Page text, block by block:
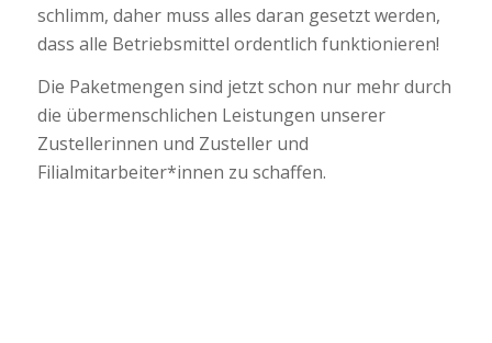
schlimm, daher muss alles daran gesetzt werden,
dass alle Betriebsmittel ordentlich funktionieren!
Die Paketmengen sind jetzt schon nur mehr durch
die übermenschlichen Leistungen unserer
Zustellerinnen und Zusteller und
Filialmitarbeiter*innen zu schaffen.